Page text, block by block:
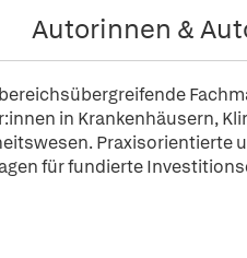
Autorinnen &
in Krankenhäusern,
Praxisorientierte
für fundierte